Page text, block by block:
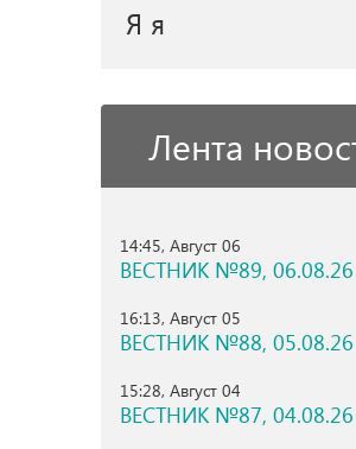
Я я
Лента
14:45, Август 06
ВЕСТНИК №89, 06.08.26
16:13, Август 05
ВЕСТНИК №88, 05.08.26
15:28, Август 04
ВЕСТНИК №87, 04.08.26